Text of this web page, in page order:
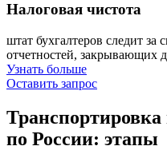
Налоговая чистота
штат бухгалтеров следит
отчетностей, закрывающих
Узнать больше
Оставить запрос
по России: этапы